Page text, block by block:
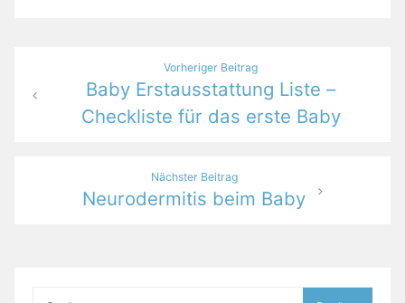
Beitragsnavigation
Vorheriger Beitrag
Baby Erstausstattung Liste –
Checkliste für das erste Baby
Nächster Beitrag
Neurodermitis beim Baby